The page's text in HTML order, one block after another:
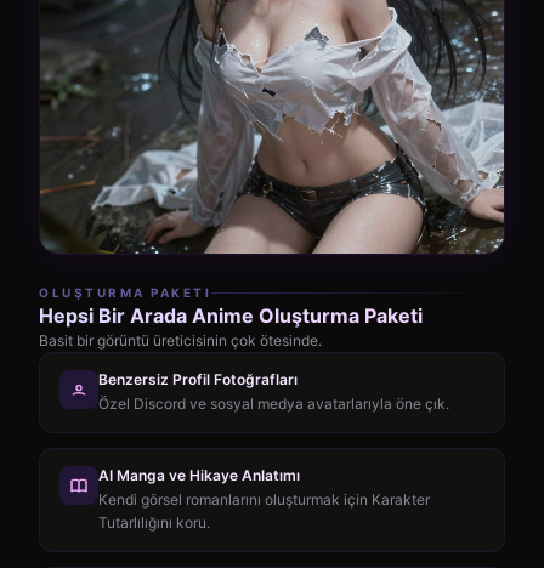
OLUŞTURMA PAKETI
Hepsi Bir Arada Anime Oluşturma Paketi
Basit bir görüntü üreticisinin çok ötesinde.
Benzersiz Profil Fotoğrafları
Özel Discord ve sosyal medya avatarlarıyla öne çık.
AI Manga ve Hikaye Anlatımı
Kendi görsel romanlarını oluşturmak için Karakter
Tutarlılığını koru.